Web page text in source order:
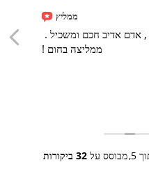
ממליץ
, אדם אדיב חכם ומשכיל .
ממליצה בחום !
5, מבוסס על32 ביקורות